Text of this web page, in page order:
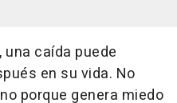
caída puede
en su vida. No
porque genera miedo